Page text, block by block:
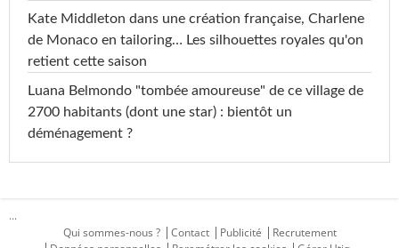
Kate Middleton dans une création française, Charlene
de Monaco en tailoring… Les silhouettes royales qu'on
retient cette saison
Luana Belmondo "tombée amoureuse" de ce village de
2700 habitants (dont une star) : bientôt un
déménagement ?
...
Qui sommes-nous ?
Contact Publicité
Recrutement